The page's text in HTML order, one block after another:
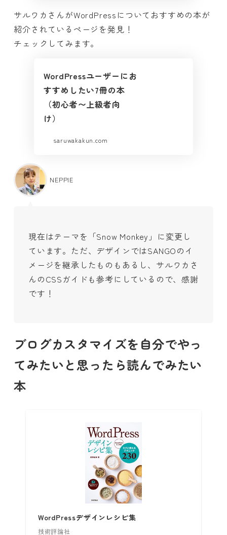
サルワカさんがWordPressについておすすめの本が
紹介されているページを発見！
チェックしてみます。
WordPressユーザーにお
すすめしたい7冊の本
（初心者〜上級者向
け）
saruwakakun.com
NEPPIE
現在はテーマを「Snow Monkey」に変更し
ています。ただ、デザインではSANGOのイ
メージを継承したものもあるし、サルワカさ
んのCSSガイドも参考にしているので、感謝
です！
ブログカスタマイズを自分でやっ
てみたいと思ったら読んでみたい
本
WordPressデザインレシピ集
技術評論社